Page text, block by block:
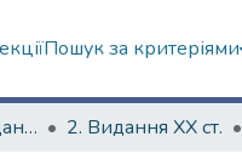
Пошук за критеріями
9. Рідкісні та цінні видання 2. Видання ХХ ст.